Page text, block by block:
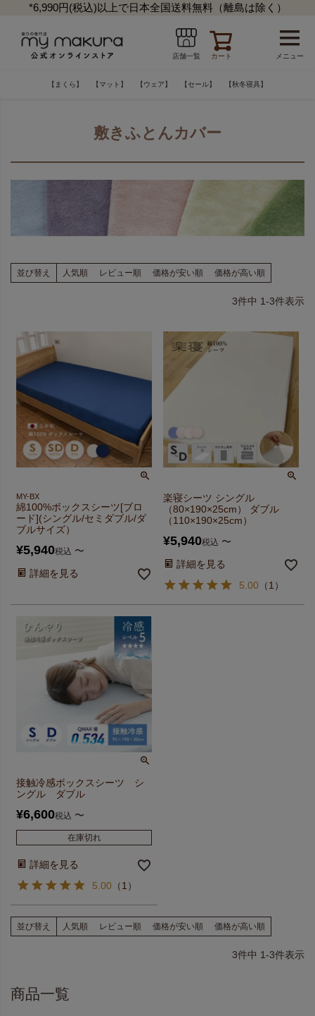
*6,990円(税込)以上で日本全国送料無料（離島は除く）
店舗一覧 カート メニュー
【まくら】 【マット】 【ウェア】 【セール】 【秋冬寝具】
敷きふとんカバー
並び替え 人気順 レビュー順 価格が安い順 価格が高い順
3件中 1-3件表示
MY-BX
綿100%ボックスシーツ[ブロ
ード](シングル/セミダブル/ダ
ブルサイズ）
¥5,940税込 〜
詳細を見る
楽寝シーツ シングル
（80×190×25cm） ダブル
（110×190×25cm）
¥5,940税込 〜
詳細を見る
5.00 （1 ）
接触冷感ボックスシーツ シ
ングル ダブル
¥6,600税込 〜
在庫切れ
詳細を見る
5.00 （1 ）
並び替え 人気順 レビュー順 価格が安い順 価格が高い順
3件中 1-3件表示
商品一覧